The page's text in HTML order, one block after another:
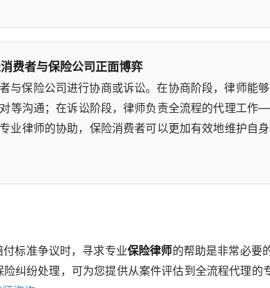
费者与保险公司正面博弈
与保险公司进行协商或诉讼。在协商阶段，律师能
等沟通；在诉讼阶段，律师负责全流程的代理工
业律师的协助，保险消费者可以更加有效地维护自
标准争议时，寻求专业保险律师的帮助是非常必要
险纠纷处理，可为您提供从案件评估到全流程代理的